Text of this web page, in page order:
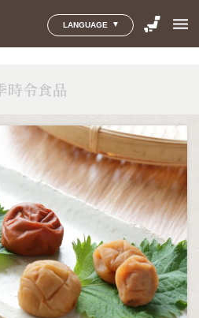
LANGUAGE menu
時令食品